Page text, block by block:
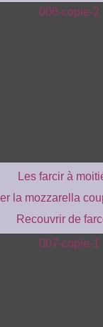
Les farcir à
la mozzarella
Recouvrir de